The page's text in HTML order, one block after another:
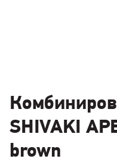
SHIVAKI
brown